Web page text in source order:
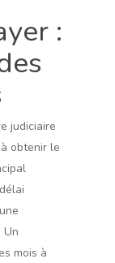
:
judiciaire
obtenir le
Un
mois à